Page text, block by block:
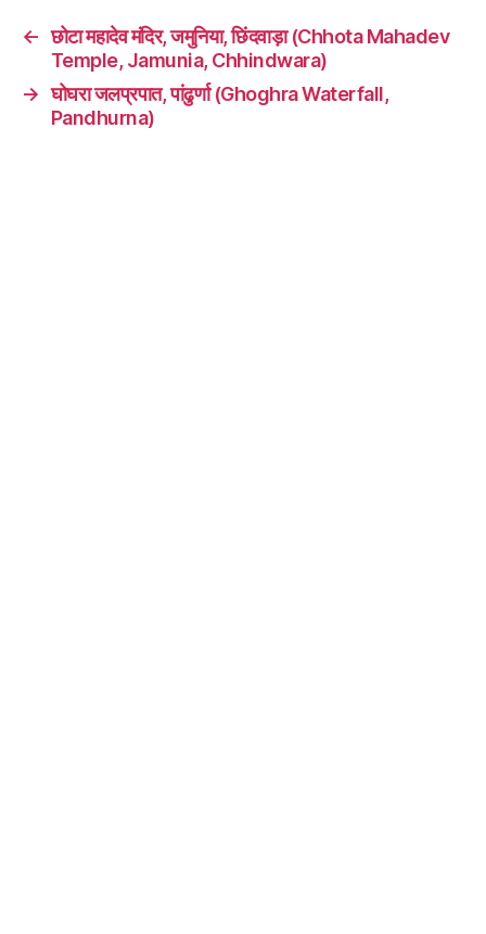
← छोटा महादेव मंदिर, जमुनिया, छिंदवाड़ा (Chhota Mahadev
Temple, Jamunia, Chhindwara)
→ घोघरा जलप्रपात, पांढुर्णा (Ghoghra Waterfall,
Pandhurna)